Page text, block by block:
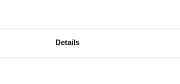
Details
Die Anwendung ist
Filzstift oder
Erde neben die
Bambus ist ein